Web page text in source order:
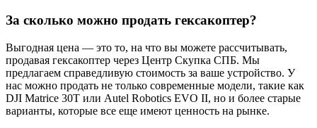
За сколько можно продать гексакоптер?
Выгодная цена — это то, на что вы можете рассчитывать,
продавая гексакоптер через Центр Скупка СПБ. Мы
предлагаем справедливую стоимость за ваше устройство. У
нас можно продать не только современные модели, такие как
DJI Matrice 30T или Autel Robotics EVO II, но и более старые
варианты, которые все еще имеют ценность на рынке.